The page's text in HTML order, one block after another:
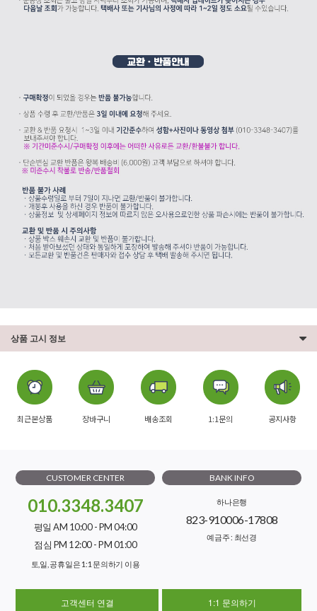
상품 고시 정보
최근본상품 장바구니 배송조회 1:1문의 공지사항
CUSTOMER CENTER
010.3348.3407
평일 AM 10:00 - PM 04:00
점심 PM 12:00 - PM 01:00
토,일, 공휴일은 1:1 문의하기 이용
BANK INFO
하나은행
823-910006-17808
예금주 : 최선경
고객센터 연결 1:1 문의하기